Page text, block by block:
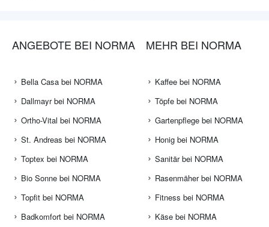
ANGEBOTE BEI NORMA
Bella Casa bei NORMA
Dallmayr bei NORMA
Ortho-Vital bei NORMA
St. Andreas bei NORMA
Toptex bei NORMA
Bio Sonne bei NORMA
Topfit bei NORMA
Badkomfort bei NORMA
MEHR BEI NORMA
Kaffee bei NORMA
Töpfe bei NORMA
Gartenpflege bei NORMA
Honig bei NORMA
Sanitär bei NORMA
Rasenmäher bei NORMA
Fitness bei NORMA
Käse bei NORMA